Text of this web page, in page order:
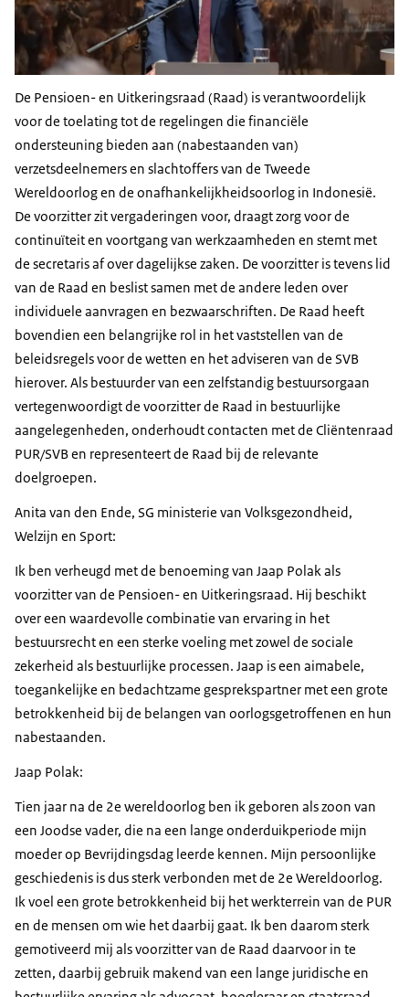
De Pensioen- en Uitkeringsraad (Raad) is verantwoordelijk
voor de toelating tot de regelingen die financiële
ondersteuning bieden aan (nabestaanden van)
verzetsdeelnemers en slachtoffers van de Tweede
Wereldoorlog en de onafhankelijkheidsoorlog in Indonesië.
De voorzitter zit vergaderingen voor, draagt zorg voor de
continuïteit en voortgang van werkzaamheden en stemt met
de secretaris af over dagelijkse zaken. De voorzitter is tevens lid
van de Raad en beslist samen met de andere leden over
individuele aanvragen en bezwaarschriften. De Raad heeft
bovendien een belangrijke rol in het vaststellen van de
beleidsregels voor de wetten en het adviseren van de SVB
hierover. Als bestuurder van een zelfstandig bestuursorgaan
vertegenwoordigt de voorzitter de Raad in bestuurlijke
aangelegenheden, onderhoudt contacten met de Cliëntenraad
PUR/SVB en representeert de Raad bij de relevante
doelgroepen.
Anita van den Ende, SG ministerie van Volksgezondheid,
Welzijn en Sport:
Ik ben verheugd met de benoeming van Jaap Polak als
voorzitter van de Pensioen- en Uitkeringsraad. Hij beschikt
over een waardevolle combinatie van ervaring in het
bestuursrecht en een sterke voeling met zowel de sociale
zekerheid als bestuurlijke processen. Jaap is een aimabele,
toegankelijke en bedachtzame gesprekspartner met een grote
betrokkenheid bij de belangen van oorlogsgetroffenen en hun
nabestaanden.
Jaap Polak:
Tien jaar na de 2e wereldoorlog ben ik geboren als zoon van
een Joodse vader, die na een lange onderduikperiode mijn
moeder op Bevrijdingsdag leerde kennen. Mijn persoonlijke
geschiedenis is dus sterk verbonden met de 2e Wereldoorlog.
Ik voel een grote betrokkenheid bij het werkterrein van de PUR
en de mensen om wie het daarbij gaat. Ik ben daarom sterk
gemotiveerd mij als voorzitter van de Raad daarvoor in te
zetten, daarbij gebruik makend van een lange juridische en